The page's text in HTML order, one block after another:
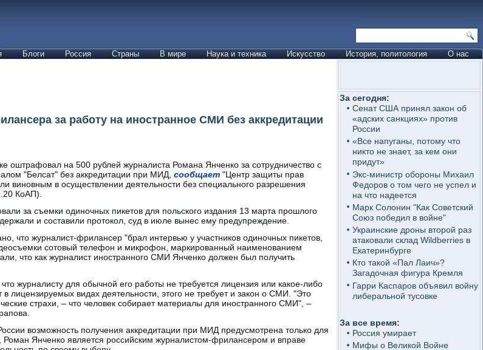
Блоги Россия Страны В мире Наука и техника Искусство История, политология О нас
за работу на иностранное СМИ без аккредитации
оштрафовал на 500 рублей журналиста Романа Янченко за сотрудничество с
"Белсат" без аккредитации при МИД, сообщает "Центр защиты прав
виновным в осуществлении деятельности без специального разрешения
КоАП).
за съемки одиночных пикетов для польского издания 13 марта прошлого
и составили протокол, суд в июле вынес ему предупреждение.
что журналист-фрилансер "брал интервью у участников одиночных пикетов,
сотовый телефон и микрофон, маркированный наименованием
что как журналист иностранного СМИ Янченко должен был получить
журналисту для обычной его работы не требуется лицензия или какое-либо
лицензируемых видах деятельности, этого не требует и закон о СМИ. "Это
страхи, – что человек собирает материалы для иностранного СМИ", –
возможность получения аккредитации при МИД предусмотрена только для
Янченко является российским журналистом-фрилансером и вправе
За сегодня:
Сенат США принял закон об
«адских санкциях» против
России
«Все напуганы, потому что
никто не знает, за кем они
придут»
Экс-министр обороны Михаил
Федоров о том чего не успел и
на что надеется
Марк Солонин "Как Советский
Союз победил в войне"
Украинские дроны второй раз
атаковали склад Wildberries в
Екатеринбурге
Кто такой «Пал Лаич»?
Загадочная фигура Кремля
Гарри Каспаров объявил войну
либеральной тусовке
За все время:
Россия умирает
Мифы о Великой Войне